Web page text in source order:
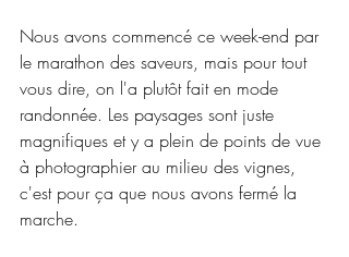
Nous avons commencé ce week-end par
le marathon des saveurs, mais pour tout
vous dire, on l'a plutôt fait en mode
randonnée. Les paysages sont juste
magnifiques et y a plein de points de vue
à photographier au milieu des vignes,
c'est pour ça que nous avons fermé la
marche.